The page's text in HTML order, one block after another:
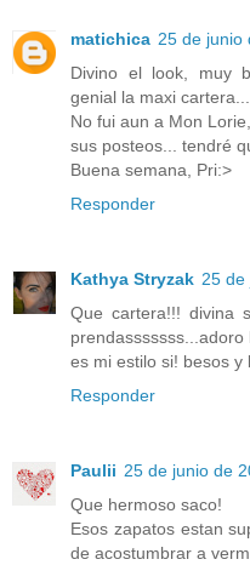
matichica 25 de junio
Divino el look, muy
genial la maxi
No fui aun a Mon
sus posteos... tendré
Buena semana, Pri:>
Responder
Kathya Stryzak 25 de
Que cartera!!! divina
prendasssssss...adoro
es mi estilo si! besos y
Responder
Paulii 25 de junio de
Que hermoso saco!
Esos zapatos estan
de acostumbrar a